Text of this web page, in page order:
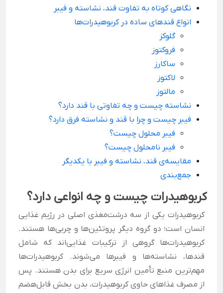
نگاهی کوتاه به تفاوت قند، نشاسته و فیبر
انواع قندهای ساده در کربوهیدرات‌ها
گلوکز
فروکتوز
ساکارز
لاکتوز
مالتوز
نشاسته چیست و چه تفاوتی با قند دارد؟
فیبر چیست و چرا با قند و نشاسته فرق دارد؟
فیبر محلول چیست؟
فیبر نامحلول چیست؟
مقایسه‌ی قند، نشاسته و فیبر با یکدیگر
جمع‌بندی
کربوهیدرات چیست و چه انواعی دارد؟
کربوهیدرات یکی از سه درشت‌مغذی اصلی در رژیم غذایی
انسان است؛ دو گروه دیگر پروتئین‌ها و چربی‌ها هستند.
کربوهیدرات‌ها گروهی از ترکیبات غذایی‌اند که شامل
قندها، نشاسته‌ها و فیبرها می‌شوند. کربوهیدرات‌ها
مهم‌ترین منبع تأمین انرژی سریع برای بدن هستند. پس
از مصرف غذاهای حاوی کربوهیدرات، بدن بخش قابل‌هضم